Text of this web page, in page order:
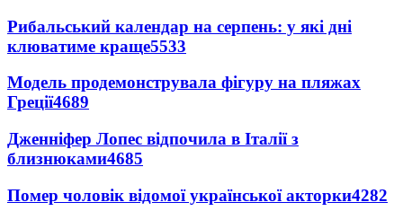
Рибальський календар на серпень: у які дні
клюватиме краще5533
Модель продемонструвала фігуру на пляжах
Греції4689
Дженніфер Лопес відпочила в Італії з
близнюками4685
Помер чоловік відомої української акторки4282